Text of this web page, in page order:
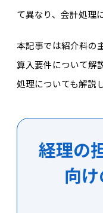
て異なり、会計処理
本記事では紹介料の
算入要件について解
処理についても解説
経理の
向け